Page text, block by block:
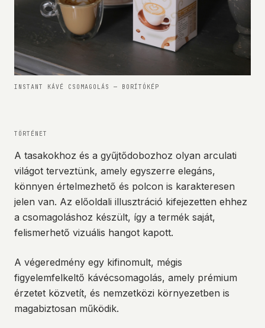
INSTANT KÁVÉ CSOMAGOLÁS — BORÍTÓKÉP
TÖRTÉNET
A tasakokhoz és a gyűjtődobozhoz olyan arculati
világot terveztünk, amely egyszerre elegáns,
könnyen értelmezhető és polcon is karakteresen
jelen van. Az előoldali illusztráció kifejezetten ehhez
a csomagoláshoz készült, így a termék saját,
felismerhető vizuális hangot kapott.
A végeredmény egy kifinomult, mégis
figyelemfelkeltő kávécsomagolás, amely prémium
érzetet közvetít, és nemzetközi környezetben is
magabiztosan működik.